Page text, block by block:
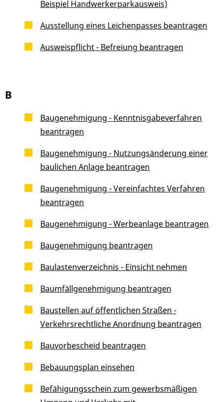
Beispiel Handwerkerparkausweis)
Ausstellung eines Leichenpasses beantragen
Ausweispflicht - Befreiung beantragen
B
Baugenehmigung - Kenntnisgabeverfahren
beantragen
Baugenehmigung - Nutzungsänderung einer
baulichen Anlage beantragen
Baugenehmigung - Vereinfachtes Verfahren
beantragen
Baugenehmigung - Werbeanlage beantragen
Baugenehmigung beantragen
Baulastenverzeichnis - Einsicht nehmen
Baumfällgenehmigung beantragen
Baustellen auf öffentlichen Straßen -
Verkehrsrechtliche Anordnung beantragen
Bauvorbescheid beantragen
Bebauungsplan einsehen
Befähigungsschein zum gewerbsmäßigen